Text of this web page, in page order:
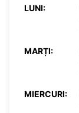
LUNI:
MARȚI:
MIERCURI: